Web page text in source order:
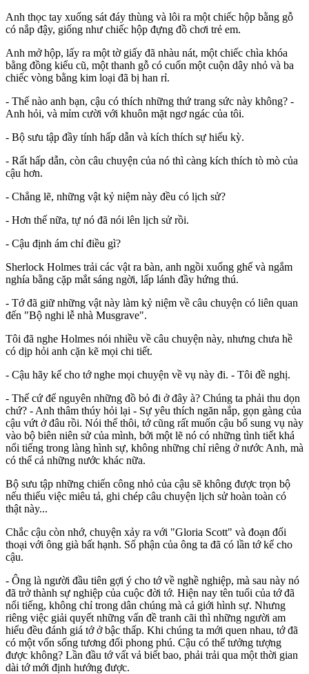
Anh thọc tay xuống sát đáy thùng và lôi ra một chiếc hộp bằng gỗ
có nắp đậy, giống như chiếc hộp đựng đồ chơi trẻ em.
Anh mở hộp, lấy ra một tờ giấy đã nhàu nát, một chiếc chìa khóa
bằng đồng kiểu cũ, một thanh gỗ có cuốn một cuộn dây nhỏ và ba
chiếc vòng bằng kim loại đã bị han rỉ.
- Thế nào anh bạn, cậu có thích những thứ trang sức này không? -
Anh hỏi, và mỉm cười với khuôn mặt ngơ ngác của tôi.
- Bộ sưu tập đầy tính hấp dẫn và kích thích sự hiếu kỳ.
- Rất hấp dẫn, còn câu chuyện của nó thì càng kích thích tò mò của
cậu hơn.
- Chẳng lẽ, những vật kỷ niệm này đều có lịch sử?
- Hơn thế nữa, tự nó đã nói lên lịch sử rồi.
- Cậu định ám chỉ điều gì?
Sherlock Holmes trải các vật ra bàn, anh ngồi xuống ghế và ngắm
nghía bằng cặp mắt sáng ngời, lấp lánh đầy hứng thú.
- Tớ đã giữ những vật này làm kỷ niệm về câu chuyện có liên quan
đến "Bộ nghi lễ nhà Musgrave".
Tôi đã nghe Holmes nói nhiều về câu chuyện này, nhưng chưa hề
có dịp hỏi anh cặn kẽ mọi chi tiết.
- Cậu hãy kể cho tớ nghe mọi chuyện về vụ này đi. - Tôi đề nghị.
- Thế cứ để nguyên những đồ bỏ đi ở đây à? Chúng ta phải thu dọn
chứ? - Anh thâm thúy hỏi lại - Sự yêu thích ngăn nắp, gọn gàng của
cậu vứt ở đâu rồi. Nói thế thôi, tớ cũng rất muốn cậu bổ sung vụ này
vào bộ biên niên sử của mình, bởi một lẽ nó có những tình tiết khá
nổi tiếng trong làng hình sự, không những chỉ riêng ở nước Anh, mà
có thể cả những nước khác nữa.
Bộ sưu tập những chiến công nhỏ của cậu sẽ không được trọn bộ
nếu thiếu việc miêu tả, ghi chép câu chuyện lịch sử hoàn toàn có
thật này...
Chắc cậu còn nhớ, chuyện xảy ra với "Gloria Scott" và đoạn đối
thoại với ông già bất hạnh. Số phận của ông ta đã có lần tớ kể cho
cậu.
- Ông là người đầu tiên gợi ý cho tớ về nghề nghiệp, mà sau này nó
đã trở thành sự nghiệp của cuộc đời tớ. Hiện nay tên tuổi của tớ đã
nổi tiếng, không chỉ trong dân chúng mà cả giới hình sự. Nhưng
riêng việc giải quyết những vấn đề tranh cãi thì những người am
hiểu đều đánh giá tớ ở bậc thấp. Khi chúng ta mới quen nhau, tớ đã
có một vốn sống tương đối phong phú. Cậu có thể tưởng tượng
được không? Lần đầu tớ vất vả biết bao, phải trải qua một thời gian
dài tớ mới định hướng được.